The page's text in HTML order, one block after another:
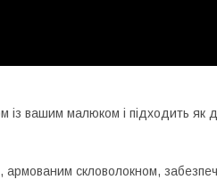
із вашим малюком і підходить як
скловолокном,